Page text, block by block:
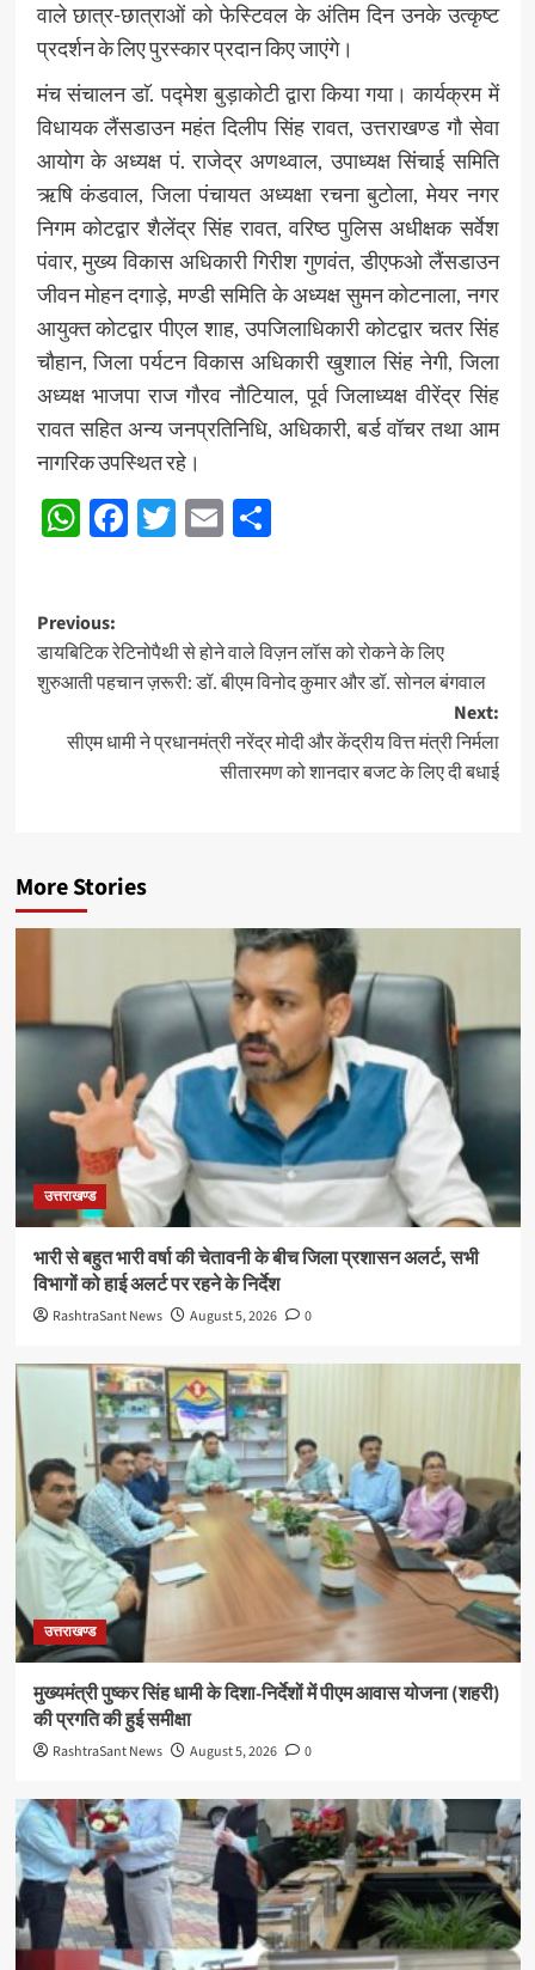
वाले छात्र-छात्राओं को फेस्टिवल के अंतिम दिन उनके उत्कृष्ट
प्रदर्शन के लिए पुरस्कार प्रदान किए जाएंगे।
मंच संचालन डाॅ. पद्मेश बुड़ाकोटी द्वारा किया गया। कार्यक्रम में
विधायक लैंसडाउन महंत दिलीप सिंह रावत, उत्तराखण्ड गौ सेवा
आयोग के अध्यक्ष पं. राजेद्र अणथ्वाल, उपाध्यक्ष सिंचाई समिति
ऋषि कंडवाल, जिला पंचायत अध्यक्षा रचना बुटोला, मेयर नगर
निगम कोटद्वार शैलेंद्र सिंह रावत, वरिष्ठ पुलिस अधीक्षक सर्वेश
पंवार, मुख्य विकास अधिकारी गिरीश गुणवंत, डीएफओ लैंसडाउन
जीवन मोहन दगाड़े, मण्डी समिति के अध्यक्ष सुमन कोटनाला, नगर
आयुक्त कोटद्वार पीएल शाह, उपजिलाधिकारी कोटद्वार चतर सिंह
चौहान, जिला पर्यटन विकास अधिकारी खुशाल सिंह नेगी, जिला
अध्यक्ष भाजपा राज गौरव नौटियाल, पूर्व जिलाध्यक्ष वीरेंद्र सिंह
रावत सहित अन्य जनप्रतिनिधि, अधिकारी, बर्ड वॉचर तथा आम
नागरिक उपस्थित रहे।
WhatsApp
Facebook
Twitter
EmailShare
Post
navigation
Previous:
डायबिटिक रेटिनोपैथी से होने वाले विज़न लॉस को रोकने के लिए
शुरुआती पहचान ज़रूरी: डॉ. बीएम विनोद कुमार और डॉ. सोनल बंगवाल
Next:
सीएम धामी ने प्रधानमंत्री नरेंद्र मोदी और केंद्रीय वित्त मंत्री निर्मला
सीतारमण को शानदार बजट के लिए दी बधाई
More Stories
उत्तराखण्ड
भारी से बहुत भारी वर्षा की चेतावनी के बीच जिला प्रशासन अलर्ट, सभी
विभागों को हाई अलर्ट पर रहने के निर्देश
RashtraSant News August 5, 2026 0
उत्तराखण्ड
मुख्यमंत्री पुष्कर सिंह धामी के दिशा-निर्देशों में पीएम आवास योजना (शहरी)
की प्रगति की हुई समीक्षा
RashtraSant News August 5, 2026 0